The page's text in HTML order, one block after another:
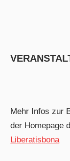
Mehr Infos zur
der Homepage
Liberatisbona